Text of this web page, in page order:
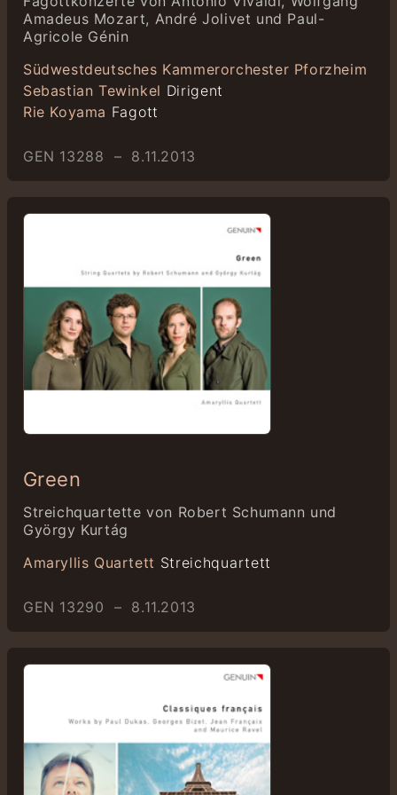
Amadeus Mozart, André Jolivet und Paul-
Agricole Génin
Südwestdeutsches Kammerorchester Pforzheim
Sebastian Tewinkel Dirigent
Rie Koyama Fagott
GEN 13288 – 8.11.2013
Green
Streichquartette von Robert Schumann und
György Kurtág
Amaryllis Quartett Streichquartett
GEN 13290 – 8.11.2013